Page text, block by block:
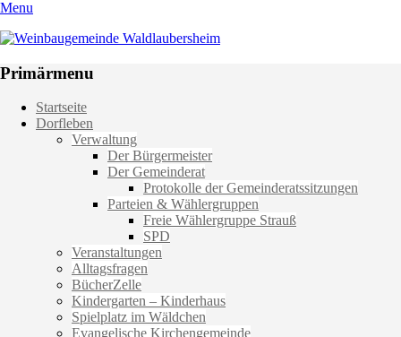
Menu
Weinbaugemeinde Waldlaubersheim
Primärmenu
Weiter
zum
Startseite
Dorfleben
Verwaltung
Der Bürgermeister
Der Gemeinderat
Protokolle der Gemeinderatssitzungen
Parteien & Wählergruppen
Freie Wählergruppe Strauß
SPD
Veranstaltungen
Alltagsfragen
BücherZelle
Kindergarten – Kinderhaus
Spielplatz im Wäldchen
Evangelische Kirchengemeinde